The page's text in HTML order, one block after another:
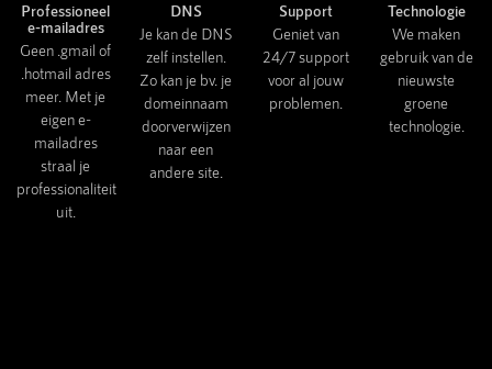
Professioneel
e-mailadres
Geen .gmail of
.hotmail adres
meer. Met je
eigen e-
mailadres
straal je
professionaliteit
uit.
DNS
Je kan de DNS
zelf instellen.
Zo kan je bv. je
domeinnaam
doorverwijzen
naar een
andere site.
Support
Geniet van
24/7 support
voor al jouw
problemen.
Technologie
We maken
gebruik van de
nieuwste
groene
technologie.